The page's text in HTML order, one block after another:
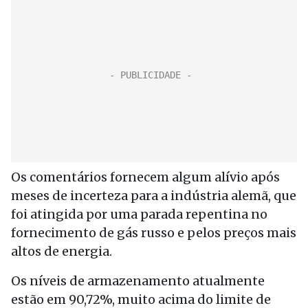
Os comentários fornecem algum alívio após
meses de incerteza para a indústria alemã, que
foi atingida por uma parada repentina no
fornecimento de gás russo e pelos preços mais
altos de energia.
Os níveis de armazenamento atualmente
estão em 90,72%, muito acima do limite de